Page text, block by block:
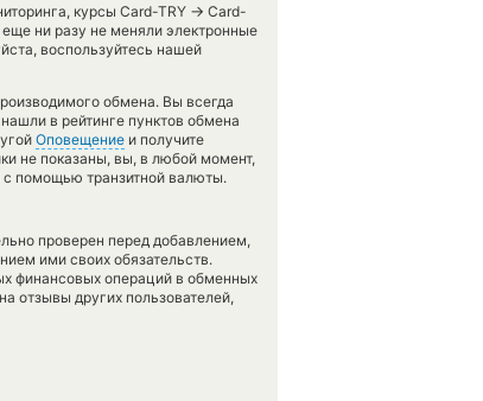
курсы Card-TRY → Card-
ни разу не меняли электронные
воспользуйтесь нашей
обмена. Вы всегда
в рейтинге пунктов обмена
Оповещение и получите
не показаны, вы, в любой момент,
с помощью транзитной валюты.
проверен перед добавлением,
ими своих обязательств.
финансовых операций в обменных
отзывы других пользователей,